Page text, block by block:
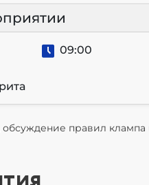
09:00
обсуждение правил